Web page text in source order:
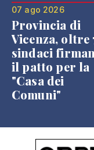
07 ago 2026
Provincia di
Vicenza, oltre
sindaci
il patto per la
"Casa dei
Comuni"